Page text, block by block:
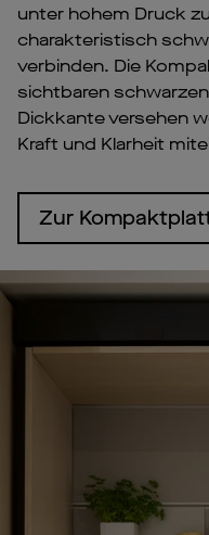
unter hohem Druck
charakteristisch
verbinden. Die
sichtbaren
Dickkante versehen
Kraft und Klarheit
Zur